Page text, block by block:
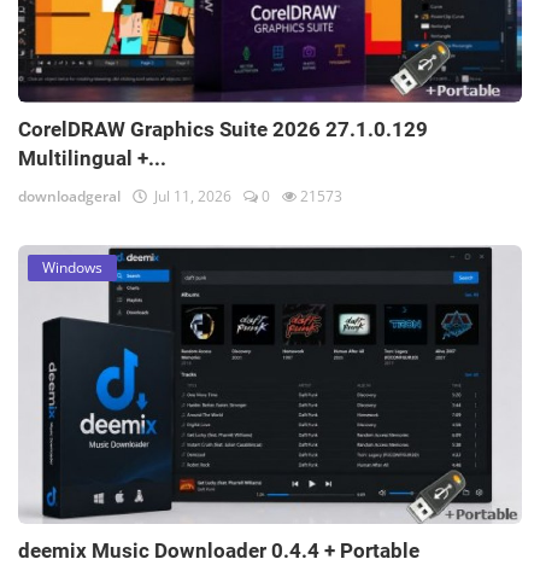
CorelDRAW Graphics Suite 2026 27.1.0.129
Multilingual +...
downloadgeral Jul 11, 2026 0 21573
Windows
deemix Music Downloader 0.4.4 + Portable